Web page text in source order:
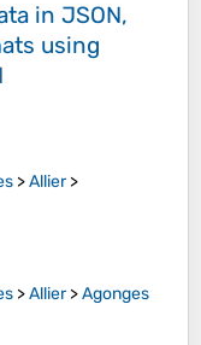
in JSON,
using
>Allier>
>Allier>Agonges